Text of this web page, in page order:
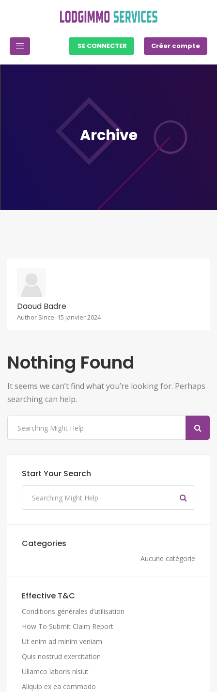
SE CONNECTER Créer compte
Archive
Daoud Badre
Author Since: 15 janvier 2024
Nothing Found
It seems we can’t find what you’re looking for. Perhaps
searching can help.
Start Your Search
Categories
Aucune catégorie
Effective T&C
Conditions générales d’utilisation
How To Submit Claim Report
Ut enim ad minim veniam
Quis nostrud exercitation
Ullamco laboris nisiut
Aliquip ex ea commodo